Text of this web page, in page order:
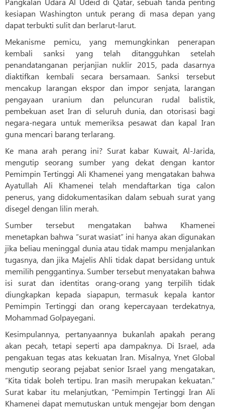
kesiapan Washington untuk perang di masa depan yang
dapat terbukti sulit dan berlarut-larut.
Mekanisme pemicu, yang memungkinkan penerapan
kembali sanksi yang telah ditangguhkan setelah
penandatanganan perjanjian nuklir 2015, pada dasarnya
diaktifkan kembali secara bersamaan. Sanksi tersebut
mencakup larangan ekspor dan impor senjata, larangan
pengayaan uranium dan peluncuran rudal balistik,
pembekuan aset Iran di seluruh dunia, dan otorisasi bagi
negara-negara untuk memeriksa pesawat dan kapal Iran
guna mencari barang terlarang.
Ke mana arah perang ini? Surat kabar Kuwait, Al-Jarida,
mengutip seorang sumber yang dekat dengan kantor
Pemimpin Tertinggi Ali Khamenei yang mengatakan bahwa
Ayatullah Ali Khamenei telah mendaftarkan tiga calon
penerus, yang didokumentasikan dalam sebuah surat yang
disegel dengan lilin merah.
Sumber tersebut mengatakan bahwa Khamenei
menetapkan bahwa “surat wasiat” ini hanya akan digunakan
jika beliau meninggal dunia atau tidak mampu menjalankan
tugasnya, dan jika Majelis Ahli tidak dapat bersidang untuk
memilih penggantinya. Sumber tersebut menyatakan bahwa
isi surat dan identitas orang-orang yang terpilih tidak
diungkapkan kepada siapapun, termasuk kepala kantor
Pemimpin Tertinggi dan orang kepercayaan terdekatnya,
Mohammad Golpayegani.
Kesimpulannya, pertanyaannya bukanlah apakah perang
akan pecah, tetapi seperti apa dampaknya. Di Israel, ada
pengakuan tegas atas kekuatan Iran. Misalnya, Ynet Global
mengutip seorang pejabat senior Israel yang mengatakan,
“Kita tidak boleh tertipu. Iran masih merupakan kekuatan.”
Surat kabar itu melanjutkan, “Pemimpin Tertinggi Iran Ali
Khamenei dapat memutuskan untuk mengejar bom dengan